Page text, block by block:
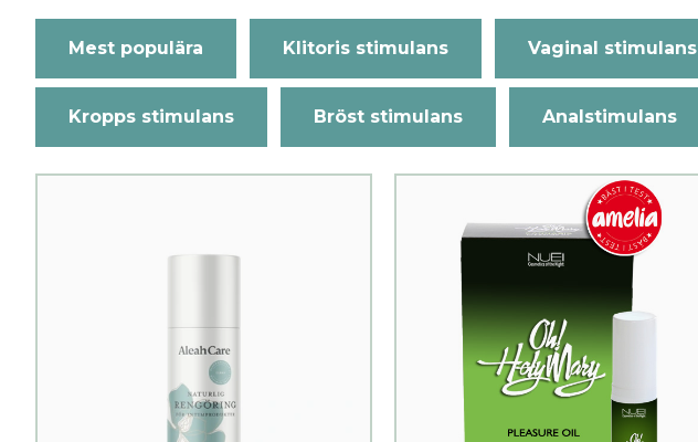
Mest populära Klitoris stimulans Vaginal stimulans
Kropps stimulans Bröst stimulans Analstimulans